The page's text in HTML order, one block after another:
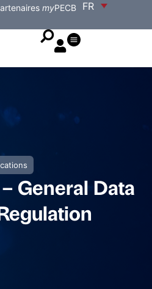
FR
myPECB
General Data